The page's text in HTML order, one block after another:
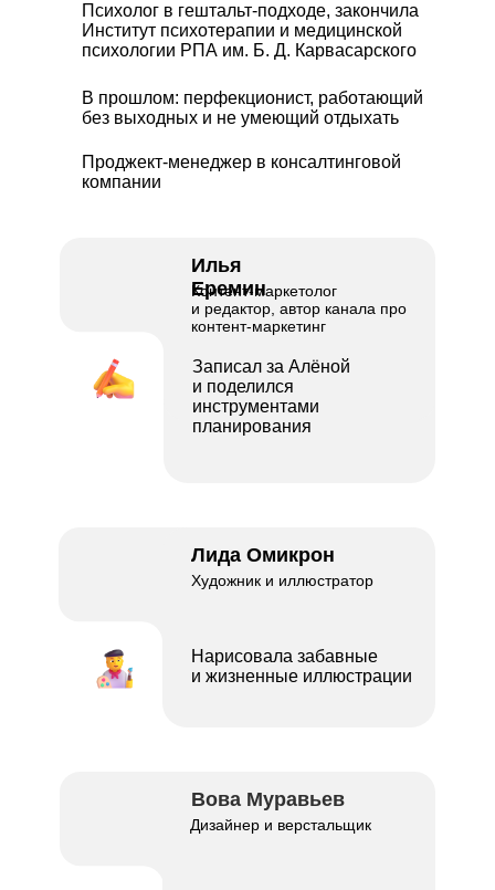
задачи? Напишите нам в бот, поможем
подобрать обучение и не потратить деньги зря
Проджект-менеджер в консалтинговой
компании
В прошлом: перфекционист, работающий
без выходных и не умеющий отдыхать
Психолог в гештальт-подходе, закончила
Институт психотерапии и медицинской
психологии РПА им. Б. Д. Карвасарского
Вова Муравьев
Илья
Еремин
Контент-маркетолог
и редактор, автор канала про
контент-маркетинг
Записал за Алёной
и поделился
инструментами
планирования
Дизайнер и верстальщик
Лида Омикрон
Художник и иллюстратор
Нарисовала забавные
и жизненные иллюстрации
Корпоративное обучение
Личный кабинет
Партнерская программа
Рейтинг выпускников
Индивидуальное обучение